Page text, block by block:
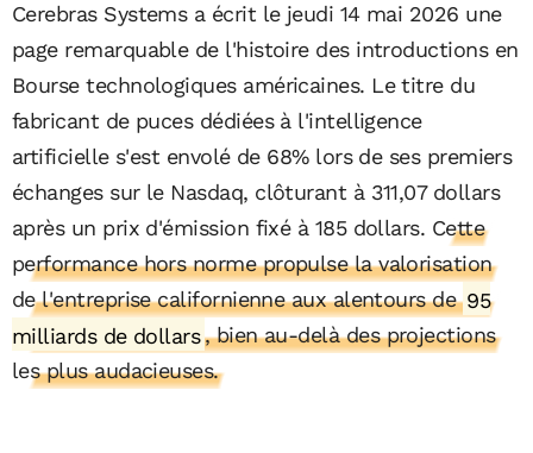
Cerebras Systems a écrit le jeudi 14 mai 2026 une
page remarquable de l'histoire des introductions en
Bourse technologiques américaines. Le titre du
fabricant de puces dédiées à l'intelligence
artificielle s'est envolé de 68% lors de ses premiers
échanges sur le Nasdaq, clôturant à 311,07 dollars
après un prix d'émission fixé à 185 dollars. Cette
performance hors norme propulse la valorisation
de l'entreprise californienne aux alentours de 95
milliards de dollars, bien au-delà des projections
les plus audacieuses.